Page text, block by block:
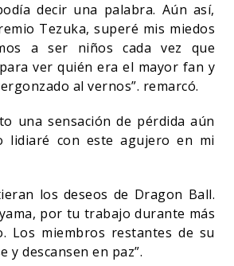
decir una palabra. Aún así,
Tezuka, superé mis miedos
a ser niños cada vez que
ver quién era el mayor fan y
al vernos”. remarcó.
una sensación de pérdida aún
lidiaré con este agujero en mi
los deseos de Dragon Ball.
por tu trabajo durante más
Los miembros restantes de su
descansen en paz”.